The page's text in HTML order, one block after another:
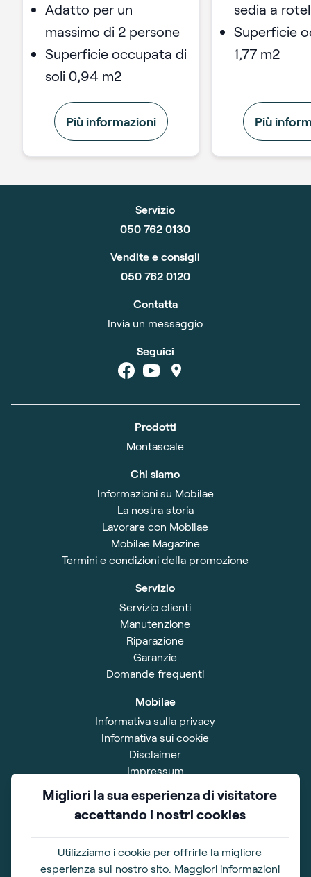
Adatto per un
massimo di 2 persone
Superficie occupata di
soli 0,94 m2
Più informazioni
sedia a
Superficie
1,77 m2
Più
Servizio
050 762 0130
Vendite e consigli
050 762 0120
Contatta
Invia un messaggio
Seguici
Prodotti
Montascale
Chi siamo
Informazioni su Mobilae
La nostra storia
Lavorare con Mobilae
Mobilae Magazine
Termini e condizioni della promozione
Servizio
Servizio clienti
Manutenzione
Riparazione
Garanzie
Domande frequenti
Mobilae
Informativa sulla privacy
Informativa sui cookie
Disclaimer
Impressum
Termini e Condizioni
Showroom
Via Belgio 1
56021 Cascina (PI)
Migliori la sua esperienza di visitatore
accettando i nostri cookies
Utilizziamo i cookie per offrirle la migliore
esperienza sul nostro sito. Maggiori informazioni